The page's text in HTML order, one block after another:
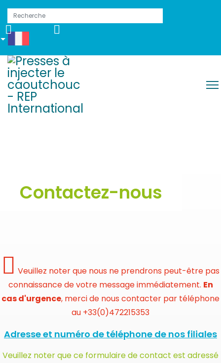
Contactez-nous
Veuillez noter que nous ne prendrons peut-être pas
connaissance de votre message immédiatement. En
cas d'urgence, merci de nous contacter par téléphone
au +33(0)472215353
Adresse et numéro de téléphone de nos filiales
Veuillez noter que ce formulaire de contact est adressé